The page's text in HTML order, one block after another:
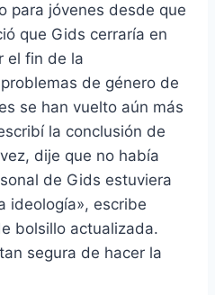
para jóvenes desde que
que Gids cerraría en
el fin de la
de género de
se han vuelto aún más
la conclusión de
dije que no había
de Gids estuviera
ideología», escribe
bolsillo actualizada.
segura de hacer la